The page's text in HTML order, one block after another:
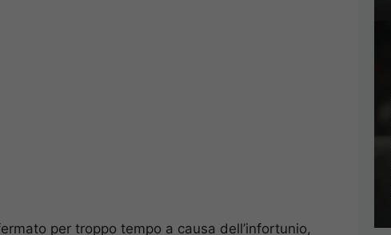
per troppo tempo a causa dell’infortunio,